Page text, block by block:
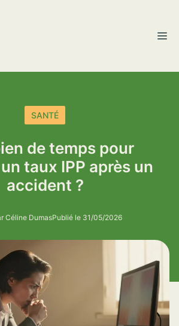
SANTÉ
de temps pour
taux IPP après un
accident ?
Céline DumasPublié le 31/05/2026